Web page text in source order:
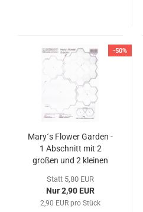
-50%
Mary´s Flower Garden -
1 Abschnitt mit 2
großen und 2 kleinen
Statt 5,80 EUR
Nur 2,90 EUR
2,90 EUR pro Stück